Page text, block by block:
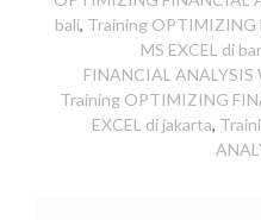
bali, Training OPTIMIZING
MS EXCEL di
FINANCIAL ANALYSIS
Training OPTIMIZING
EXCEL di jakarta,